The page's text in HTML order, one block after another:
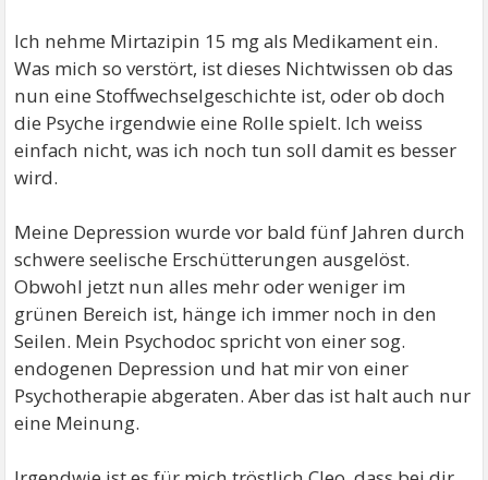
Ich nehme Mirtazipin 15 mg als Medikament ein.
Was mich so verstört, ist dieses Nichtwissen ob das
nun eine Stoffwechselgeschichte ist, oder ob doch
die Psyche irgendwie eine Rolle spielt. Ich weiss
einfach nicht, was ich noch tun soll damit es besser
wird.
Meine Depression wurde vor bald fünf Jahren durch
schwere seelische Erschütterungen ausgelöst.
Obwohl jetzt nun alles mehr oder weniger im
grünen Bereich ist, hänge ich immer noch in den
Seilen. Mein Psychodoc spricht von einer sog.
endogenen Depression und hat mir von einer
Psychotherapie abgeraten. Aber das ist halt auch nur
eine Meinung.